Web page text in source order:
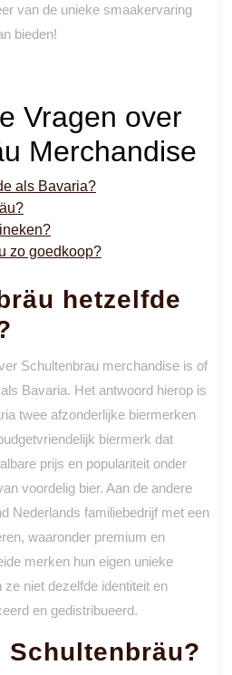
van de unieke smaakervaring
bieden!
Vragen over
Merchandise
als Bavaria?
zo goedkoop?
hetzelfde
Schultenbrau merchandise is of
Bavaria. Het antwoord hierop is
twee afzonderlijke biermerken
biermerk dat
prijs en populariteit onder
voordelig bier. Aan de andere
Nederlands familiebedrijf met een
waaronder premium en
merken hun eigen unieke
niet dezelfde identiteit en
en gedistribueerd.
Schultenbräu?